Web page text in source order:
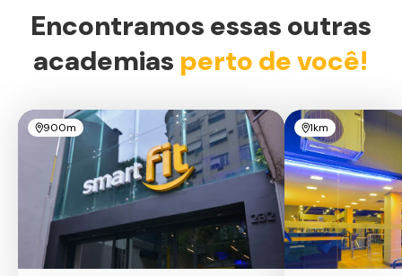
Encontramos essas outras
academias perto de você!
900m 1km